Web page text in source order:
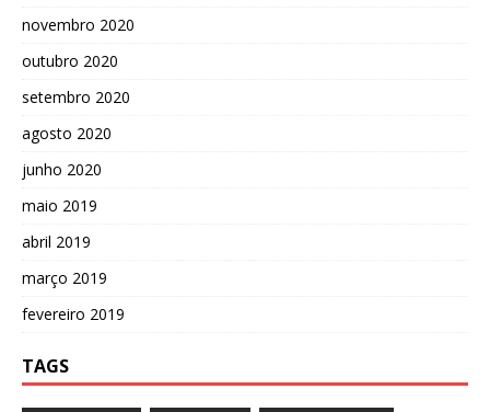
novembro 2020
outubro 2020
setembro 2020
agosto 2020
junho 2020
maio 2019
abril 2019
março 2019
fevereiro 2019
TAGS